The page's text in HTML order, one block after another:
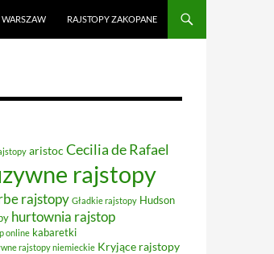
WARSZAW RAJSTOPY ZAKOPANE
aristoc Cecilia de Rafael
rajstopy
rajstopy Gładkie rajstopy Hudson
hurtownia rajstop
online kabaretki
rajstopy niemieckie Kryjące rajstopy